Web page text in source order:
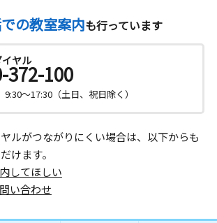
の教室案内も行っています
ヤル
372-100
9:30～17:30（土日、祝日除く）
ルがつながりにくい場合は、以下からも
けます。
してほしい
い合わせ